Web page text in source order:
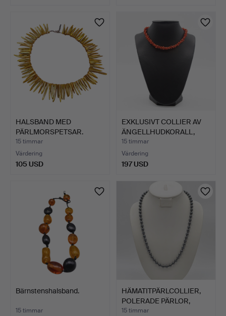
HALSBAND MED
PÄRLMORSPETSAR.
15 timmar
Värdering
105 USD
EXKLUSIVT COLLIER AV
ÄNGELLHUDKORALL,
GREN…
15 timmar
Värdering
197 USD
Bärnstenshalsband.
15 timmar
HÄMATITPÄRLCOLLIER,
POLERADE PÄRLOR,
FÖRGY…
15 timmar